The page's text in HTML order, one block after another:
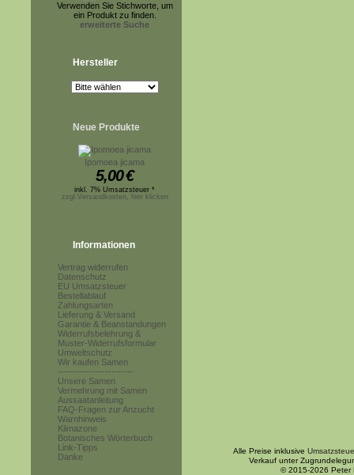
Verwenden Sie Stichworte, um
ein Produkt zu finden.
erweiterte Suche
Hersteller
Neue Produkte
Ipomoea jicama
5,00€
inkl. 7% Umsatzsteuer *
zzgl.Versandkosten, hier klicken
Informationen
Vertrag widerrufen
Datenschutz
EU Umsatzsteuer
Bestellablauf
Zahlungsarten
Lieferung & Versand
Garantie & Beanstandungen
Widerrufsbelehrung &
Muster-Widerrufsformular
Umweltschutz
Wir kaufen Samen
------------------------
Unsere Samen
Vermehrung mit Samen
Aussaatanleitung
FAQ-Fragen zur Anzucht
Warnhinweis
Klimazone
Botanisches Wörterbuch
Link-Tipps
Danke
Alle Preise inklusive
Verkauf unter
© 2015-2026 Peter